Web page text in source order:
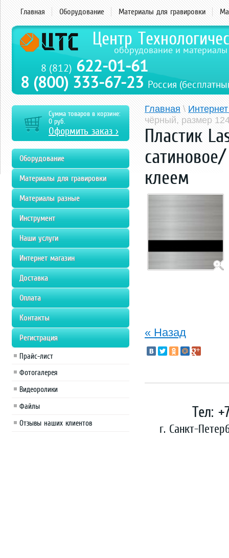
Главная Оборудование Материалы для гравировки
8 (800) 333-67-23 Россия
Центр
оборудование и
8 (812) 622-01-61
Главная\
чёрный, размер
Пластик
клеем
« Назад
Тел:
г. Санкт-
Сумма товаров в корзине:
0 руб.
Оформить заказ >
Оборудование
Материалы для гравировки
Материалы разные
Инструмент
Наши услуги
Интернет магазин
Доставка
Оплата
Контакты
Регистрация
Прайс-лист
Фотогалерея
Видеоролики
Файлы
Отзывы наших клиентов